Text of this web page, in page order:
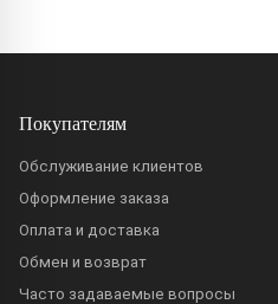
Покупателям
Обслуживание клиентов
Оформление заказа
Оплата и доставка
Обмен и возврат
Часто задаваемые вопросы